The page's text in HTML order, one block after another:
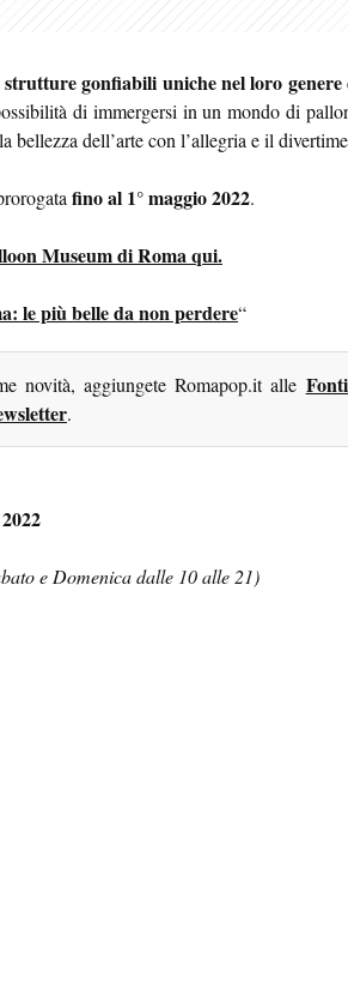
strutture gonfiabili uniche nel loro genere
di immergersi in un mondo di
bellezza dell’arte con l’allegria e il
fino al 1° maggio 2022.
Museum di Roma qui.
le più belle da non perdere“
novità, aggiungete Romapop.it alle
.
e Domenica dalle 10 alle 21)